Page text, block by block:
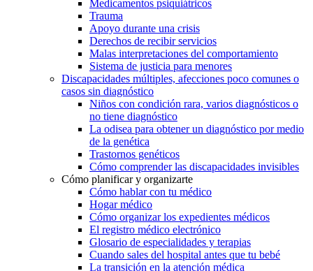
Medicamentos psiquiátricos
Trauma
Apoyo durante una crisis
Derechos de recibir servicios
Malas interpretaciones del comportamiento
Sistema de justicia para menores
Discapacidades múltiples, afecciones poco comunes o
casos sin diagnóstico
Niños con condición rara, varios diagnósticos o
no tiene diagnóstico
La odisea para obtener un diagnóstico por medio
de la genética
Trastornos genéticos
Cómo comprender las discapacidades invisibles
Cómo planificar y organizarte
Cómo hablar con tu médico
Hogar médico
Cómo organizar los expedientes médicos
El registro médico electrónico
Glosario de especialidades y terapias
Cuando sales del hospital antes que tu bebé
La transición en la atención médica